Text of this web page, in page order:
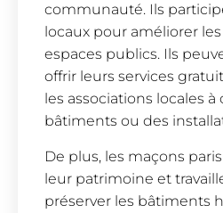
communauté. Ils
locaux pour améliorer
espaces publics. Ils
offrir leurs services
les associations locales
bâtiments ou des
De plus, les maçons
leur patrimoine et
préserver les bâtiments